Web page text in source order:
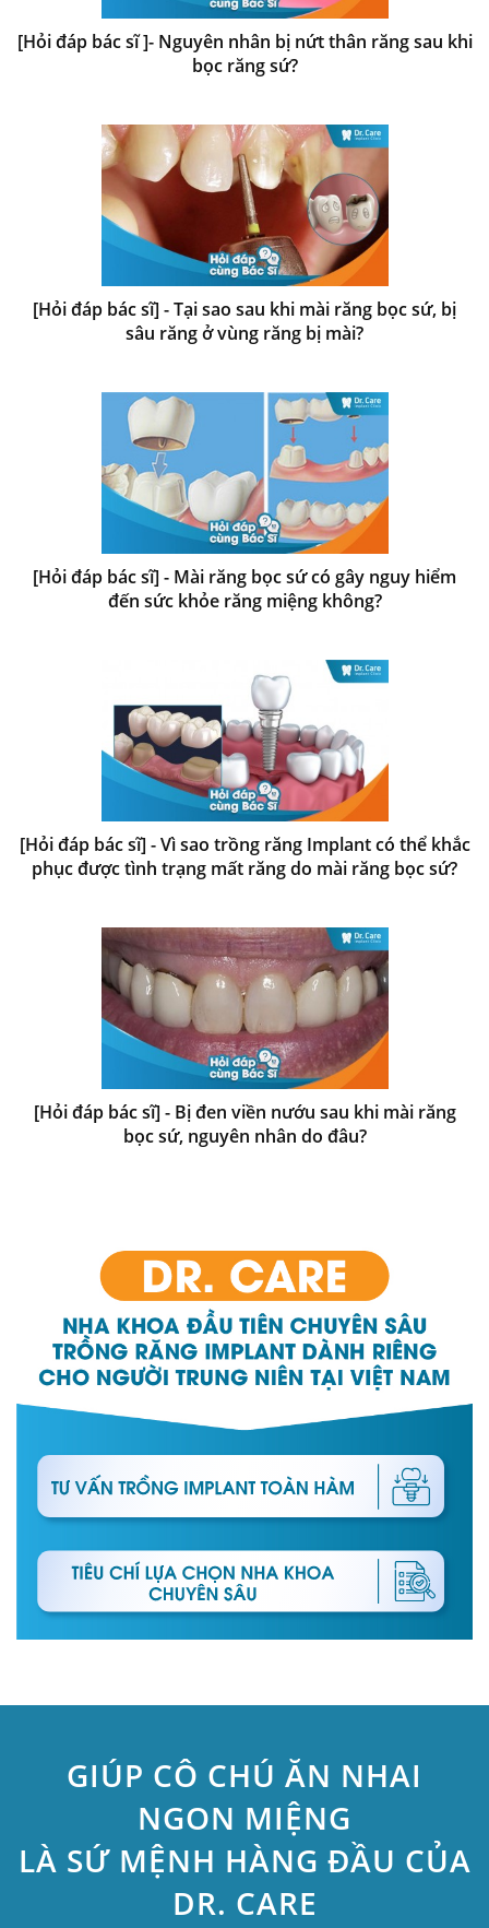
[Hỏi đáp bác sĩ ]- Nguyên nhân bị nứt thân răng sau khi
bọc răng sứ?
[Hỏi đáp bác sĩ] - Tại sao sau khi mài răng bọc sứ, bị
sâu răng ở vùng răng bị mài?
[Hỏi đáp bác sĩ] - Mài răng bọc sứ có gây nguy hiểm
đến sức khỏe răng miệng không?
[Hỏi đáp bác sĩ] - Vì sao trồng răng Implant có thể khắc
phục được tình trạng mất răng do mài răng bọc sứ?
[Hỏi đáp bác sĩ] - Bị đen viền nướu sau khi mài răng
bọc sứ, nguyên nhân do đâu?
GIÚP CÔ CHÚ ĂN NHAI
NGON MIỆNG
LÀ SỨ MỆNH HÀNG ĐẦU CỦA
DR. CARE